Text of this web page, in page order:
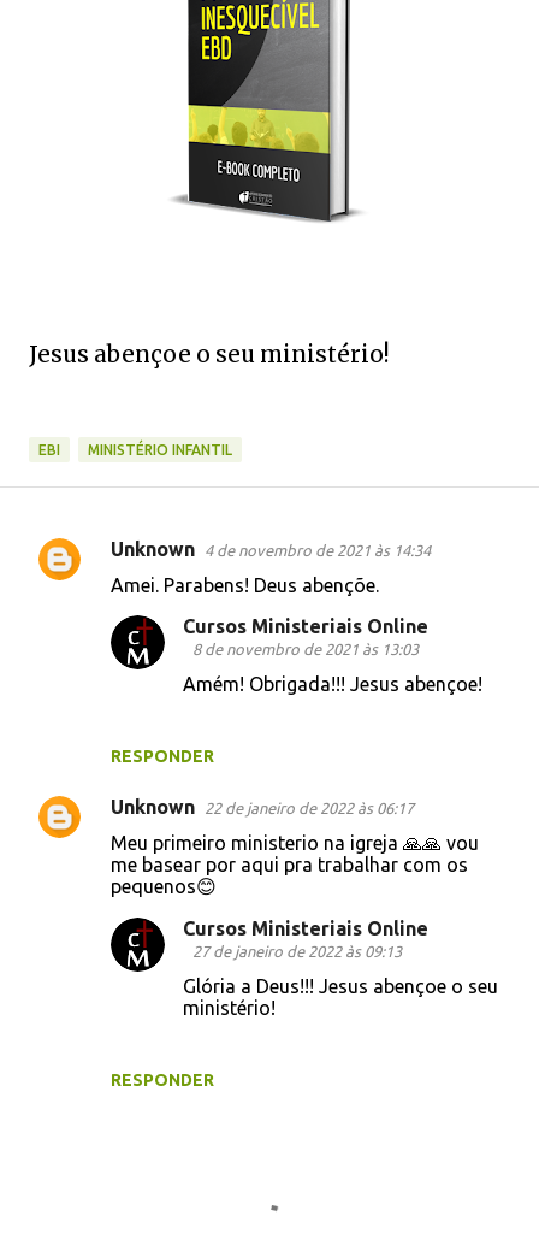
Jesus abençoe o seu ministério!
EBI MINISTÉRIO INFANTIL
C
r
i
Unknown 4 de novembro de 2021 às 14:34
Amei. Parabens! Deus abençõe.
RESPONDER
Cursos Ministeriais Online
8 de novembro de 2021 às 13:03
Amém! Obrigada!!! Jesus abençoe!
Unknown 22 de janeiro de 2022 às 06:17
Meu primeiro ministerio na igreja 🙏🙏 vou
me basear por aqui pra trabalhar com os
pequenos😊
RESPONDER
Cursos Ministeriais Online
27 de janeiro de 2022 às 09:13
Glória a Deus!!! Jesus abençoe o seu
ministério!